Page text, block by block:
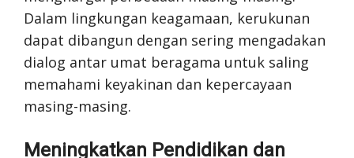
Dalam lingkungan keagamaan, kerukunan
dapat dibangun dengan sering mengadakan
dialog antar umat beragama untuk saling
memahami keyakinan dan kepercayaan
masing-masing.
Meningkatkan Pendidikan dan